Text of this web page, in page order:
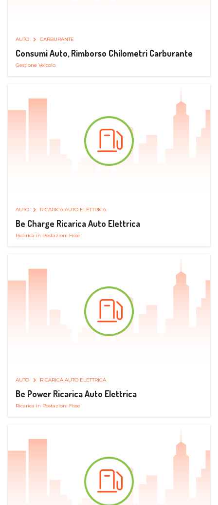
AUTO CARBURANTE
Consumi Auto, Rimborso Chilometri Carburante
Gestione Veicolo
AUTO RICARICA AUTO ELETTRICA
Be Charge Ricarica Auto Elettrica
Ricarica in Postazioni Fisse
AUTO RICARICA AUTO ELETTRICA
Be Power Ricarica Auto Elettrica
Ricarica in Postazioni Fisse